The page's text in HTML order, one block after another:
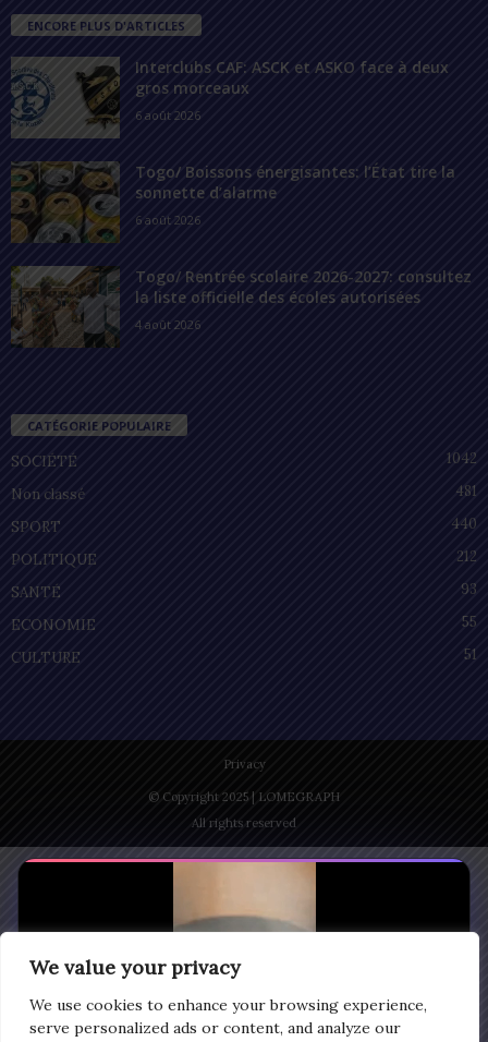
We value your privacy
We use cookies to enhance your browsing experience,
serve personalized ads or content, and analyze our
ENCORE PLUS D'ARTICLES
Interclubs CAF: ASCK et ASKO face à deux
gros morceaux
6 août 2026
Togo/ Boissons énergisantes: l’État tire la
sonnette d’alarme
6 août 2026
Togo/ Rentrée scolaire 2026-2027: consultez
la liste officielle des écoles autorisées
4 août 2026
CATÉGORIE POPULAIRE
SOCIÉTÉ
1042
Non classé
481
SPORT
440
POLITIQUE
212
SANTÉ
93
ECONOMIE
55
CULTURE
51
Privacy
© Copyright 2025 | LOMEGRAPH
All rights reserved